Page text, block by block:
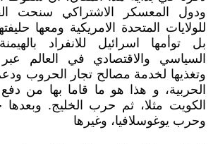
ودول المعسكر الاشتراكي سنحت
للولايات المتحدة الامريكية ومعها
بل توأمها اسرائيل للانفراد
السياسي والاقتصادي في العالم
وتغذيها لخدمة مصالح تجار الحروب
الحربية، و هذا هو ما قاما بها من
الكويت مثلا، ثم حرب الخليج.
وحرب يوغوسلافيا، وغيرها